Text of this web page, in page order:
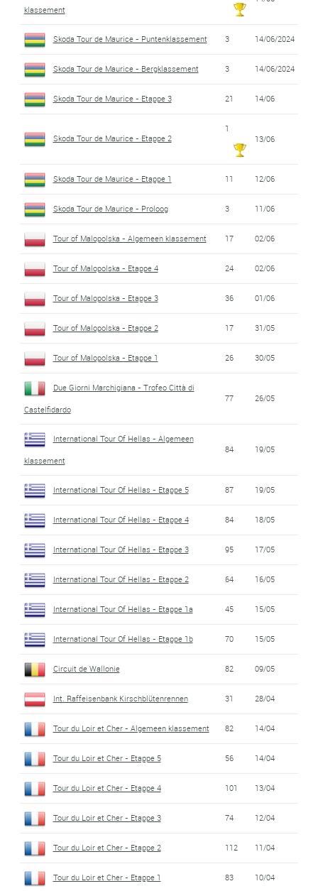
klassement
Skoda Tour de Maurice - Puntenklassement 3 14/06/2024
Skoda Tour de Maurice - Bergklassement 3 14/06/2024
Skoda Tour de Maurice - Etappe 3 21 14/06
Skoda Tour de Maurice - Etappe 2
1
13/06
Skoda Tour de Maurice - Etappe 1 11 12/06
Skoda Tour de Maurice - Proloog 3 11/06
Tour of Malopolska - Algemeen klassement 17 02/06
Tour of Malopolska - Etappe 4 24 02/06
Tour of Malopolska - Etappe 3 36 01/06
Tour of Malopolska - Etappe 2 17 31/05
Tour of Malopolska - Etappe 1 26 30/05
Due Giorni Marchigiana - Trofeo Città di
Castelfidardo
77 26/05
International Tour Of Hellas - Algemeen
klassement
84 19/05
International Tour Of Hellas - Etappe 5 87 19/05
International Tour Of Hellas - Etappe 4 84 18/05
International Tour Of Hellas - Etappe 3 95 17/05
International Tour Of Hellas - Etappe 2 64 16/05
International Tour Of Hellas - Etappe 1a 45 15/05
International Tour Of Hellas - Etappe 1b 70 15/05
Circuit de Wallonie 82 09/05
Int. Raffeisenbank Kirschblütenrennen 31 28/04
Tour du Loir et Cher - Algemeen klassement 82 14/04
Tour du Loir et Cher - Etappe 5 56 14/04
Tour du Loir et Cher - Etappe 4 101 13/04
Tour du Loir et Cher - Etappe 3 74 12/04
Tour du Loir et Cher - Etappe 2 112 11/04
Tour du Loir et Cher - Etappe 1 83 10/04